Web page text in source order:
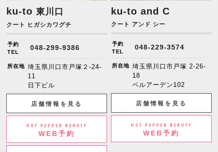
ku-to東川口
クート ヒガシカワグチ
予約
TEL
048-299-9386
所在地 埼玉県川口市戸塚２-24-
11
日下ビル
店舗情報を見る
HOT PEPPER BEAUTY
WEB予約
ku-to and C
クート アンド シー
予約
TEL
048-229-3574
所在地 埼玉県川口市戸塚 2-26-
18
ベルアーデン102
店舗情報を見る
HOT PEPPER BEAUTY
WEB予約